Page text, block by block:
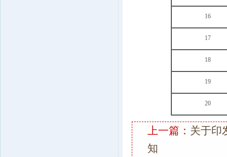
16
17
18
19
20
上一篇： 关于印
知